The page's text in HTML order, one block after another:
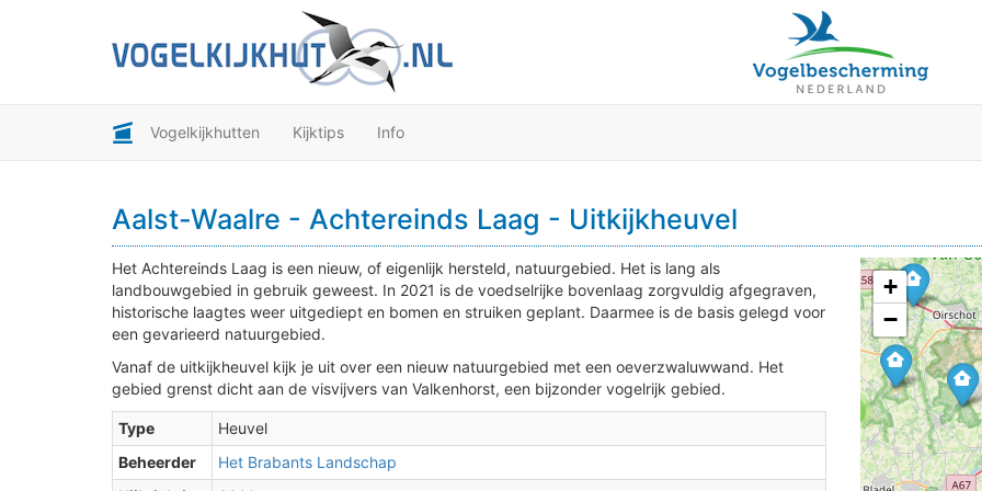
Vogelkijkhutten Kijktips Info
Aalst-Waalre - Achtereinds Laag - Uitkijkheuvel
Het Achtereinds Laag is een nieuw, of eigenlijk hersteld, natuurgebied. Het is lang als
landbouwgebied in gebruik geweest. In 2021 is de voedselrijke bovenlaag zorgvuldig afgegraven,
historische laagtes weer uitgediept en bomen en struiken geplant. Daarmee is de basis gelegd voor
een gevarieerd natuurgebied.
Vanaf de uitkijkheuvel kijk je uit over een nieuw natuurgebied met een oeverzwaluwwand. Het
gebied grenst dicht aan de visvijvers van Valkenhorst, een bijzonder vogelrijk gebied.
Type
Heuvel
Beheerder
Het Brabants Landschap
+
−